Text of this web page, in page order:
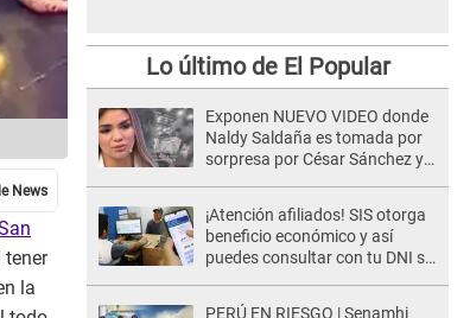
tener
la
Lo último de El Popular
Exponen NUEVO VIDEO donde
Naldy Saldaña es tomada por
sorpresa por César Sánchez y
¡Atención afiliados! SIS otorga
beneficio económico y así
puedes consultar con tu DNI si
PERÚ EN RIESGO | Senamhi